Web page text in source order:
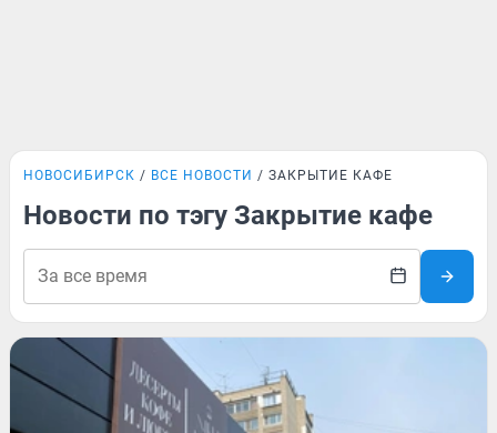
НОВОСИБИРСК ВСЕ НОВОСТИ ЗАКРЫТИЕ КАФЕ
Новости по тэгу Закрытие кафе